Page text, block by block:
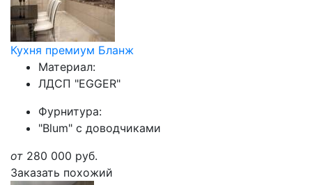
Кухня премиум Бланж
Материал:
ЛДСП "EGGER"
Фурнитура:
"Blum" с доводчиками
от 280 000 руб.
Заказать похожий